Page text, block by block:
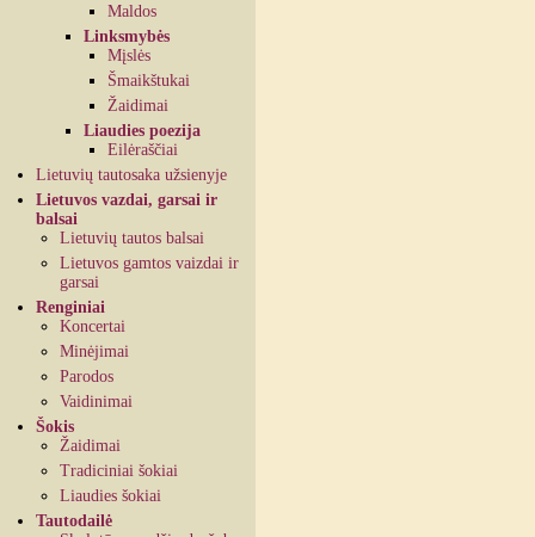
Maldos
Linksmybės
Mįslės
Šmaikštukai
Žaidimai
Liaudies poezija
Eilėraščiai
Lietuvių tautosaka užsienyje
Lietuvos vazdai, garsai ir
balsai
Lietuvių tautos balsai
Lietuvos gamtos vaizdai ir
garsai
Renginiai
Koncertai
Minėjimai
Parodos
Vaidinimai
Šokis
Žaidimai
Tradiciniai šokiai
Liaudies šokiai
Tautodailė